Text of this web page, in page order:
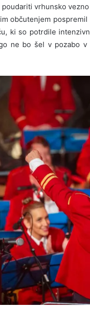
vrhunsko
občutenjem
ki so potrdile
ne bo šel v pozabo